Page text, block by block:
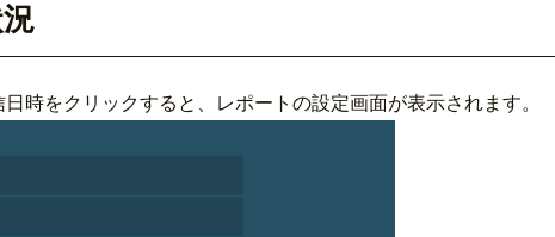
時をクリックすると、レポートの設定画面が表示されます。